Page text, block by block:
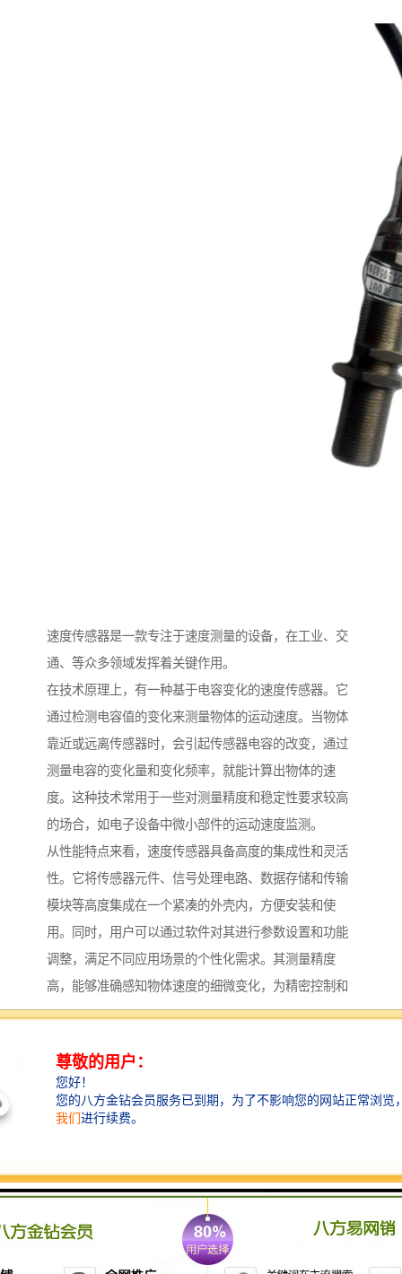
速度传感器是一款专注于速度测量的设备，在工业、交
通、等众多领域发挥着关键作用。
在技术原理上，有一种基于电容变化的速度传感器。它
通过检测电容值的变化来测量物体的运动速度。当物体
靠近或远离传感器时，会引起传感器电容的改变，通过
测量电容的变化量和变化频率，就能计算出物体的速
度。这种技术常用于一些对测量精度和稳定性要求较高
的场合，如电子设备中微小部件的运动速度监测。
从性能特点来看，速度传感器具备高度的集成性和灵活
性。它将传感器元件、信号处理电路、数据存储和传输
模块等高度集成在一个紧凑的外壳内，方便安装和使
用。同时，用户可以通过软件对其进行参数设置和功能
调整，满足不同应用场景的个性化需求。其测量精度
高，能够准确感知物体速度的细微变化，为精密控制和
数据分析提供可靠的数据支持。而且，产品的抗干扰能
干扰和噪声对测量结果的影响。
在应用领域，速度传感器在设备中有着重要应用。例如
在心脏起搏器等设备中，速度传感器可监测心脏的跳动
患者的心脏健康。在智能交通系统中，速度传感器可安
装在道路基础设施上，实时监测车辆的行驶速度，为交
通流量优化和智能交通管理提供数据依据，提高道路通
行效率。总之，速度传感器以其的技术和可靠的性能，